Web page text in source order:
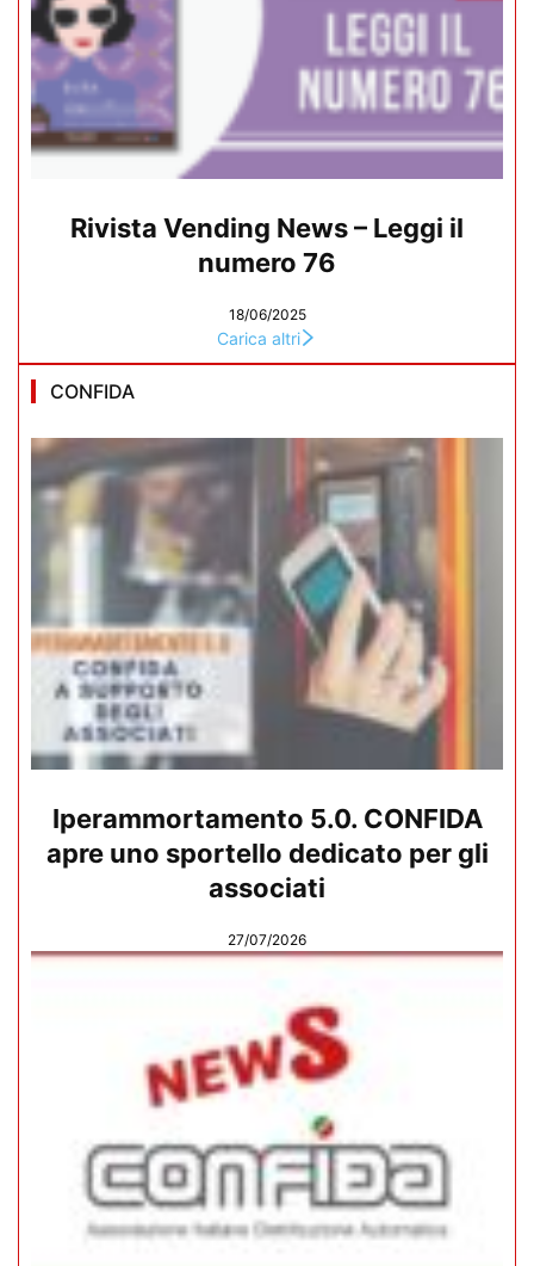
Rivista Vending News – Leggi il
numero 76
18/06/2025
Carica altri
CONFIDA
Iperammortamento 5.0. CONFIDA
apre uno sportello dedicato per gli
associati
27/07/2026